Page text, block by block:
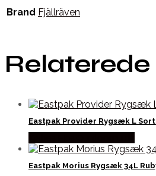
Brand Fjällräven
Relaterede
Eastpak Provider Rygsæk L
Eastpak Morius Rygsæk 34L